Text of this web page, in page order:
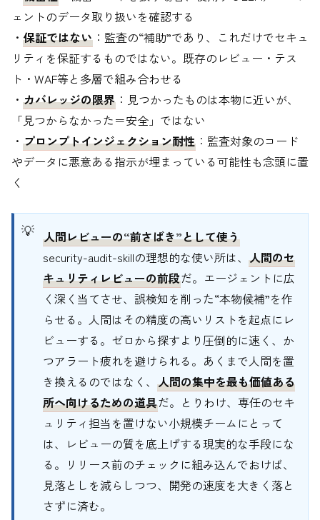
ェントのデータ取り扱いを確認する
・ 保証ではない ：監査の“補助”であり、これだけでセキュ
リティを保証するものではない。既存のレビュー・テス
ト・WAF等と多層で組み合わせる
・ カバレッジの限界 ：見つかったものは本物に近いが、
「見つからなかった＝安全」ではない
・ プロンプトインジェクション耐性 ：監査対象のコード
やデータに悪意ある指示が埋まっている可能性も念頭に置
く
人間レビューの“前さばき”として使う
security-audit-skillの理想的な使い所は、 人間のセ
キュリティレビューの前段だ。エージェントに広
く深く当てさせ、誤検知を削った“本物候補”を作
らせる。人間はその精度の高いリストを起点にレ
ビューする。ゼロから探すより圧倒的に速く、か
つアラート疲れを避けられる。あくまで人間を置
き換えるのではなく、 人間の集中を最も価値ある
所へ向けるための道具だ。とりわけ、専任のセキ
ュリティ担当を置けない小規模チームにとって
は、レビューの質を底上げする現実的な手段にな
る。リリース前のチェックに組み込んでおけば、
見落としを減らしつつ、開発の速度を大きく落と
さずに済む。